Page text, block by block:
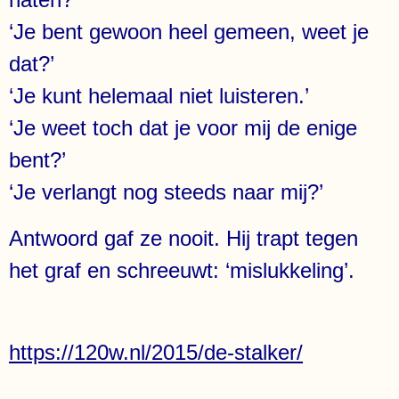
‘Je bent gewoon heel gemeen, weet je
dat?’
‘Je kunt helemaal niet luisteren.’
‘Je weet toch dat je voor mij de enige
bent?’
‘Je verlangt nog steeds naar mij?’
Antwoord gaf ze nooit. Hij trapt tegen
het graf en schreeuwt: ‘mislukkeling’.
https://120w.nl/2015/de-stalker/